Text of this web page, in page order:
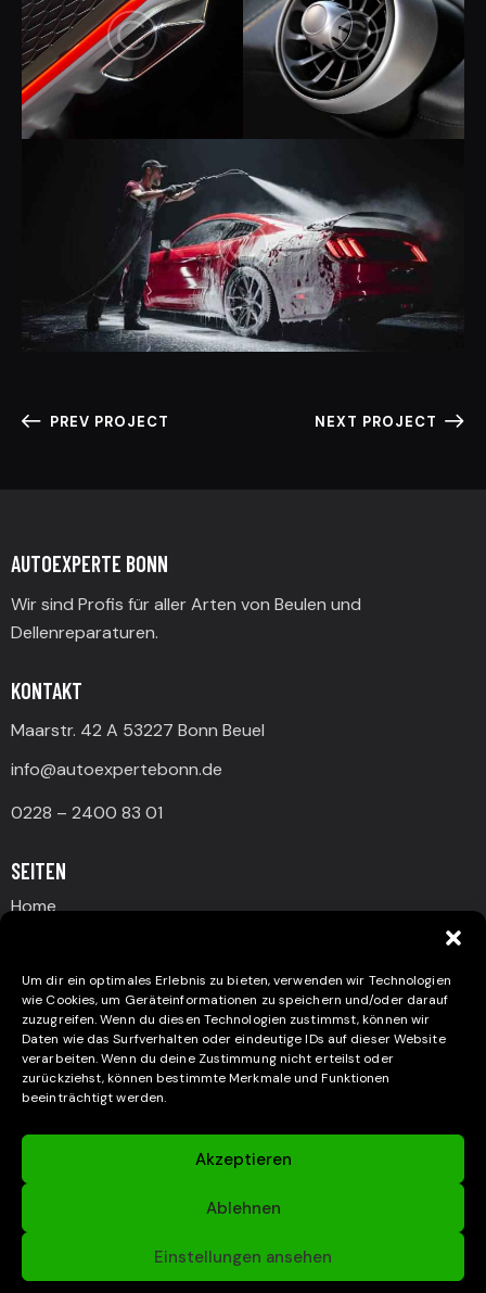
Um dir ein optimales Erlebnis zu bieten, verwenden wir Technologien
wie Cookies, um Geräteinformationen zu speichern und/oder darauf
zuzugreifen. Wenn du diesen Technologien zustimmst, können wir
Daten wie das Surfverhalten oder eindeutige IDs auf dieser Website
verarbeiten. Wenn du deine Zustimmung nicht erteilst oder
zurückziehst, können bestimmte Merkmale und Funktionen
beeinträchtigt werden.
Akzeptieren
Ablehnen
Einstellungen ansehen
PREV PROJECT NEXT PROJECT
AUTOEXPERTE BONN
Wir sind Profis für aller Arten von Beulen und
Dellenreparaturen.
KONTAKT
Maarstr. 42 A 53227 Bonn Beuel
info@autoexpertebonn.de
0228 – 2400 83 01
SEITEN
Home
Nanoversiegelung
Glanz & Schutz
Über Uns
Kontakt
Cookie-Richtlinie (EU)
Autoexperte Bonn. All rights reserved.